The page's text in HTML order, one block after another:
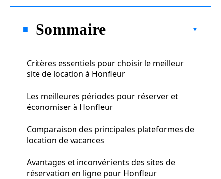
Sommaire
Critères essentiels pour choisir le meilleur
site de location à Honfleur
Les meilleures périodes pour réserver et
économiser à Honfleur
Comparaison des principales plateformes de
location de vacances
Avantages et inconvénients des sites de
réservation en ligne pour Honfleur